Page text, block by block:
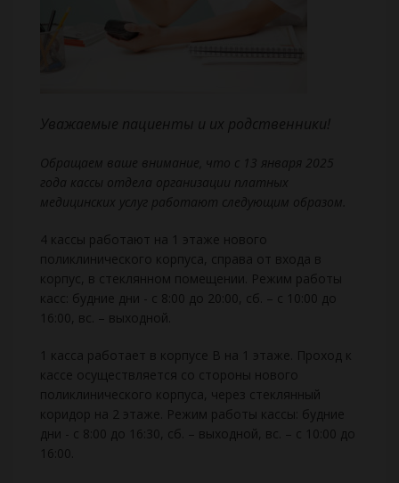
Уважаемые пациенты и их родственники!
Обращаем ваше внимание, что с 13 января 2025
года кассы отдела организации платных
медицинских услуг работают следующим образом.
4 кассы работают на 1 этаже нового
поликлинического корпуса, справа от входа в
корпус, в стеклянном помещении. Режим работы
касс: будние дни - с 8:00 до 20:00, сб. – с 10:00 до
16:00, вс. – выходной.
1 касса работает в корпусе В на 1 этаже. Проход к
кассе осуществляется со стороны нового
поликлинического корпуса, через стеклянный
коридор на 2 этаже. Режим работы кассы: будние
дни - с 8:00 до 16:30, сб. – выходной, вс. – с 10:00 до
16:00.